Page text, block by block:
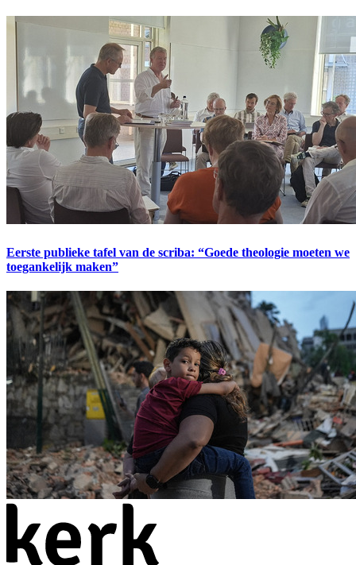
Eerste publieke tafel van de scriba: “Goede theologie moeten we
toegankelijk maken”